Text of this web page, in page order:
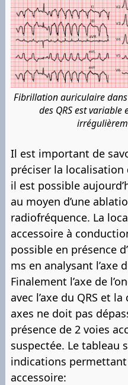
Fibrillation auriculaire
des QRS est
Il est important de
préciser la localisation
il est possible
au moyen d’une
radiofréquence. La
accessoire à
possible en présence
ms en analysant l’axe
Finalement l’axe de
avec l’axe du QRS et
axes ne doit pas
présence de 2 voies
suspectée. Le tableau
indications
accessoire: